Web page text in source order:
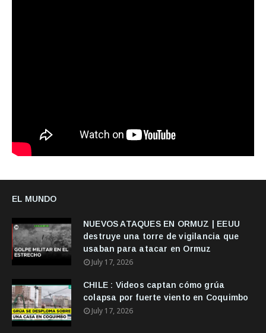
EL MUNDO
NUEVOS ATAQUES EN ORMUZ | EEUU
destruye una torre de vigilancia que
usaban para atacar en Ormuz
July 17, 2026
CHILE : Videos captan cómo grúa
colapsa por fuerte viento en Coquimbo
July 17, 2026